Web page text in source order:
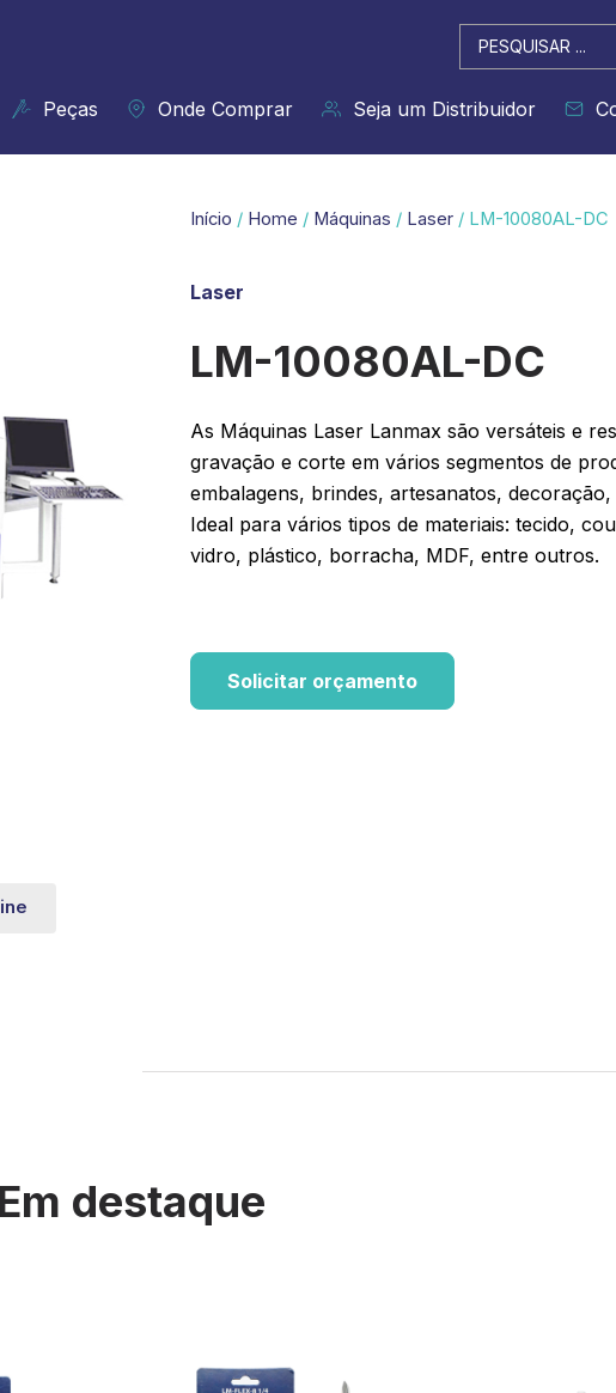
Pesquisar
...
Peças Onde Comprar Seja um Distribuidor
Início / Home / Máquinas / Laser / LM-10080AL-DC
Laser
LM-10080AL-DC
As Máquinas Laser Lanmax são versáteis e
gravação e corte em vários segmentos de
embalagens, brindes, artesanatos,
Ideal para vários tipos de materiais: tecido,
vidro, plástico, borracha, MDF, entre outros.
Solicitar orçamento
Em destaque